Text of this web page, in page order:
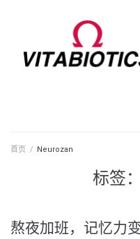
首页 / Neurozan
标签：
熬夜加班，记忆力